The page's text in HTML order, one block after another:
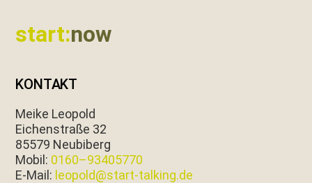
start:now
KONTAKT
Meike Leopold
Eichen­straße 32
85579 Neubiberg
Mobil: 0160–93405770
E‑Mail: leopold@start-talking.de